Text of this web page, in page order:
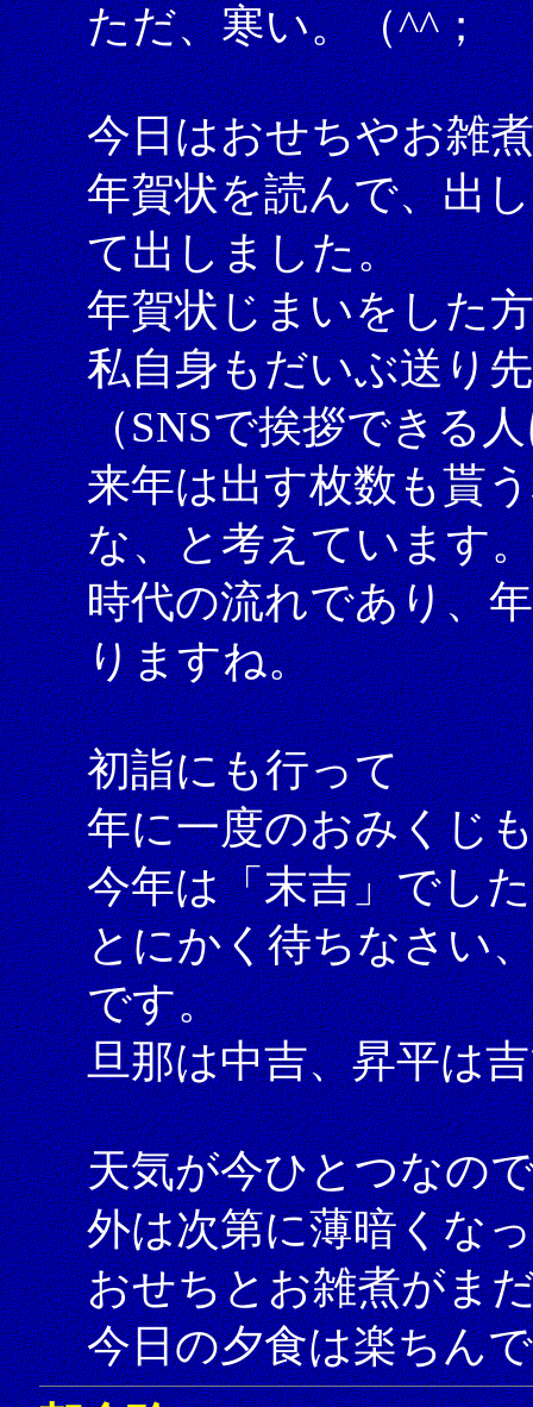
ただ、寒い。（^^；
今日はおせちやお雑
年賀状を読んで、出
て出しました。
年賀状じまいをした
私自身もだいぶ送り
（SNSで挨拶できる
来年は出す枚数も貰
な、と考えています
時代の流れであり、
りますね。
初詣にも行って
年に一度のおみくじ
今年は「末吉」でし
とにかく待ちなさい
です。
旦那は中吉、昇平は
天気が今ひとつなの
外は次第に薄暗くな
おせちとお雑煮がま
今日の夕食は楽ちん